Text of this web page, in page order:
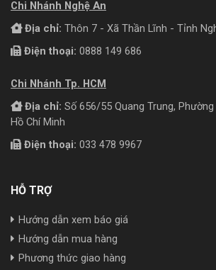
Chi Nhánh Nghệ An
Địa chỉ: Thôn 7 - Xã Thần Lĩnh - Tỉnh
Điện thoại: 0888 149 686
Chi Nhánh Tp. HCM
Địa chỉ: Số 656/55 Quang Trung,
Hồ Chí Minh
Điện thoại: 033 478 9967
HỖ TRỢ
Hướng dẫn xem báo giá
Hướng dẫn mua hàng
Phương thức giao hàng